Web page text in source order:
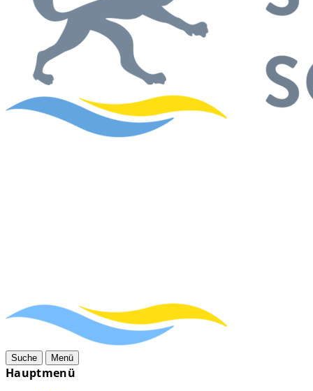
Suche Menü
Hauptmenü